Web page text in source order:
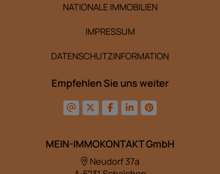
NATIONALE IMMOBILIEN
IMPRESSUM
DATENSCHUTZINFORMATION
Empfehlen Sie uns weiter
MEIN-IMMOKONTAKT GmbH
Neudorf 37a